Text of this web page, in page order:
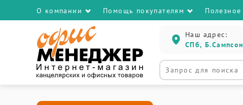
О компании Помощь покупателям Полезное
Наш адрес:
СПб,